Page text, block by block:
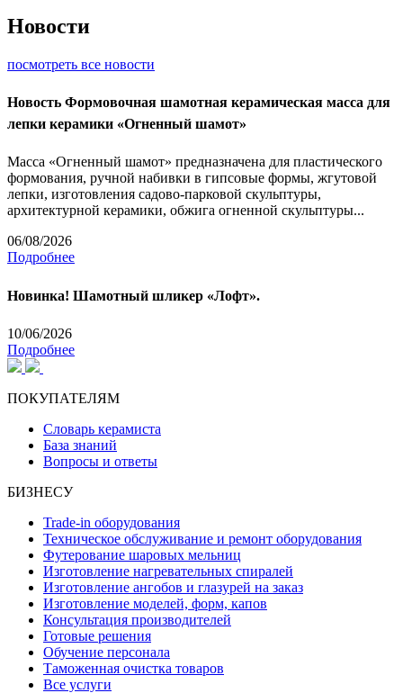
Новости
посмотреть все новости
Новость Формовочная шамотная керамическая масса для
лепки керамики «Огненный шамот»
Масса «Огненный шамот» предназначена для пластического
формования, ручной набивки в гипсовые формы, жгутовой
лепки, изготовления садово-парковой скульптуры,
архитектурной керамики, обжига огненной скульптуры...
06/08/2026
Подробнее
Новинка! Шамотный шликер «Лофт».
10/06/2026
Подробнее
ПОКУПАТЕЛЯМ
Словарь керамиста
База знаний
Вопросы и ответы
БИЗНЕСУ
Trade-in оборудования
Техническое обслуживание и ремонт оборудования
Футерование шаровых мельниц
Изготовление нагревательных спиралей
Изготовление ангобов и глазурей на заказ
Изготовление моделей, форм, капов
Консультация производителей
Готовые решения
Обучение персонала
Таможенная очистка товаров
Все услуги